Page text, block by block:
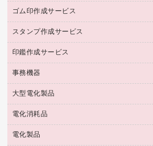
作業用雑貨
梱包用品
梱包用テープ
園芸用品
ペット用品
ミルク・シュガー
ソフトドリンク
コーヒーメーカー・備品
インスタントコーヒー
台所用洗剤
掃除用品
掃除用洗剤
洗濯用品
消臭・芳香剤
殺虫剤
飲食用消耗品
カウネットキャラクター商品
ゴム印作成サービス
ゴム印作成サービス
ゴム印（一行印）作成サービス
ゴム印（フリーサイズ印）作成サービス
スタンプ作成サービス
シヤチハタスタンプ作成サービス
カウネットスタンプ作成サービス
印鑑作成サービス
印鑑作成サービス
事務機器
大型シュレッダー（共配）
レーザーポインター
ラミネートフィルム
ラミネータ
大型電化製品
冷蔵庫・キッチン・調理家電
テレビ・ＡＶ機器
電化消耗品
電球・蛍光灯
電化製品